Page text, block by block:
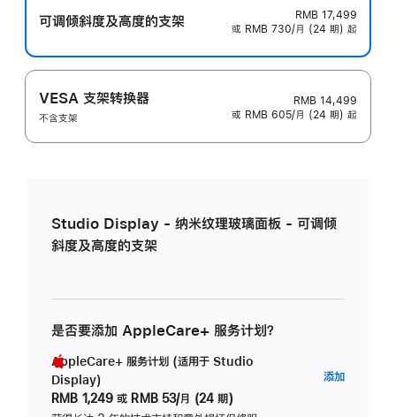
可调倾斜度及高‍度的支‍架
RMB 17,499
或 RMB 730/月 (24 期) 起
VESA 支架转换器
不含支架
RMB 14,499
或 RMB 605/月 (24 期) 起
Studio Display - 纳米纹理玻璃面板 - 可调倾
斜度及高度的支架
是否要添加 AppleCare+ 服务计划？
AppleCare+ 服务计划 (适用于 Studio
Display)
RMB 1,249 或 RMB 53/月 (24 期)
添加